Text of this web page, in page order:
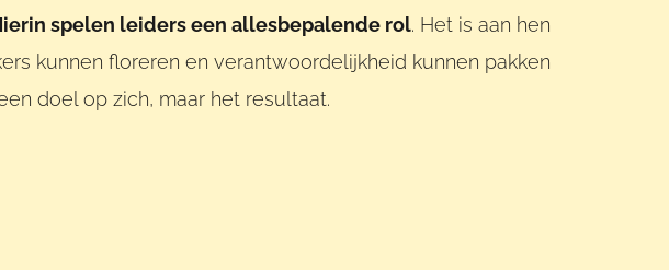
spelen leiders een allesbepalende rol. Het is aan hen
kunnen floreren en verantwoordelijkheid kunnen pakken
doel op zich, maar het resultaat.